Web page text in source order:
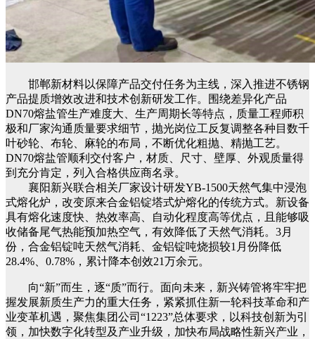
邯郸新材料以保障产品交付任务为主线，深入推进不锈钢
产品提质增效改进和技术创新研发工作。围绕差异化产品
DN70熔盐管生产难度大、生产周期长等特点，质量工程师积
极和厂家沟通质量要求细节，抛光岗位工反复调整各种目数千
叶砂轮、布轮、麻轮的布局，不断优化粗抛、精抛工艺。
DN70熔盐管顺利交付客户，材质、尺寸、壁厚、外观质量得
到充分肯定，列入合格供应商名录。
襄阳新兴联合相关厂家设计研发YB-1500天然气集中浸泡
式熔化炉，改变原来合金铝锭塔式炉熔化的传统方式。新设备
具有熔化速度快、热效率高、自动化程度高等优点，且能够吸
收储备尾气热能预加热空气，有效降低了天然气消耗。3月
份，合金铝锭吨天然气消耗、金铝锭吨烧损较1月份降低
28.4%、0.78%，累计降本创效21万余元。
向“新”而生，逐“质”而行。面向未来，新兴铸管将牢牢把
握发展新质生产力的重大任务，紧紧抓住新一轮科技革命和产
业变革机遇，聚焦集团公司“1223”总体要求，以科技创新为引
领，加快数字化转型及产业升级，加快布局战略性新兴产业，